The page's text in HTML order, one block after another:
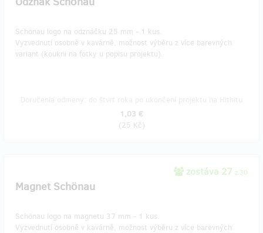
Schönau logo na odznáčku 25 mm - 1 kus.
Vyzvednutí osobně v kavárně, možnost výběru z více barevných
variant (koukni na fotky u popisu projektu).
1,03 €
(25 Kč)
zostáva 27 z 30
Magnet Schönau
Schönau logo na magnetu 37 mm - 1 kus.
Vyzvednutí osobně v kavárně, možnost výběru z více barevných